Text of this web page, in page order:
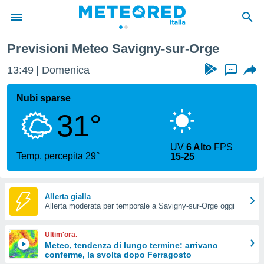
di
per
le
di
Web
le
Previsioni Meteo Savigny-sur-Orge
13:49 Domenica ...
Nubi sparse
31°
Temp. percepita 29°
UV6 Alto FPS
15-25
Allerta gialla
Allerta moderata per temporale a Savigny-sur-Orge oggi
Ultim'ora.
Meteo, tendenza di lungo termine: arrivano
conferme, la svolta dopo Ferragosto